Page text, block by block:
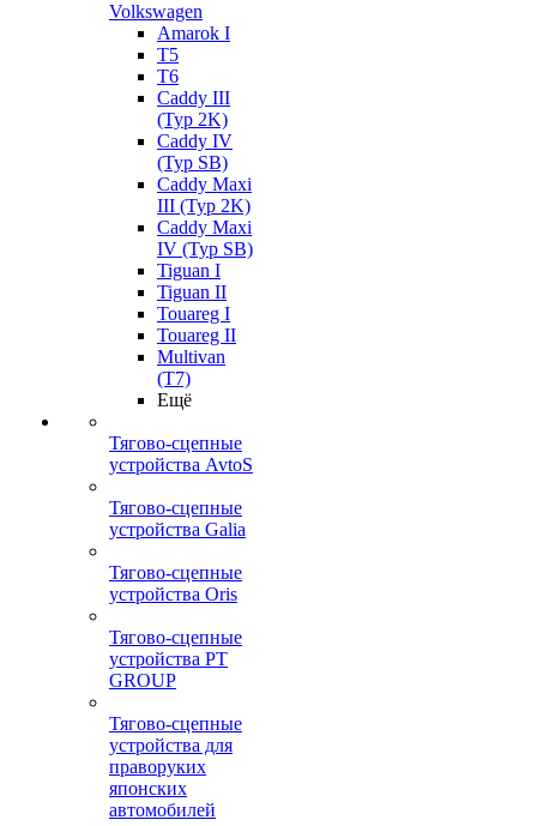
Volkswagen
Amarok I
T5
T6
Caddy III
(Typ 2K)
Caddy IV
(Typ SB)
Caddy Maxi
III (Typ 2K)
Caddy Maxi
IV (Typ SB)
Tiguan I
Tiguan II
Touareg I
Touareg II
Multivan
(T7)
Ещё
Тягово-сцепные
устройства AvtoS
Тягово-сцепные
устройства Galia
Тягово-сцепные
устройства Oris
Тягово-сцепные
устройства PT
GROUP
Тягово-сцепные
устройства для
праворуких
японских
автомобилей